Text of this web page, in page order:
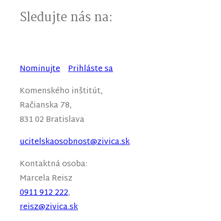
Sledujte nás na:
Nominujte Prihláste sa
Komenského inštitút,
Račianska 78,
831 02 Bratislava
ucitelskaosobnost@zivica.sk
Kontaktná osoba:
MarcelaReisz
0911 912 222,
reisz@zivica.sk